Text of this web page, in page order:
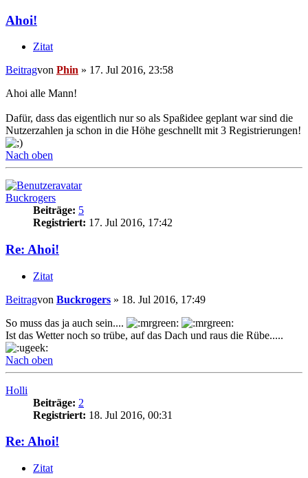
Ahoi!
Zitat
Beitragvon Phin » 17. Jul 2016, 23:58
Ahoi alle Mann!
Dafür, dass das eigentlich nur so als Spaßidee geplant war sind die
Nutzerzahlen ja schon in die Höhe geschnellt mit 3 Registrierungen!
Nach oben
Buckrogers
Beiträge: 5
Registriert: 17. Jul 2016, 17:42
Re: Ahoi!
Zitat
Beitragvon Buckrogers » 18. Jul 2016, 17:49
So muss das ja auch sein....
Ist das Wetter noch so trübe, auf das Dach und raus die Rübe.....
Nach oben
Holli
Beiträge: 2
Registriert: 18. Jul 2016, 00:31
Re: Ahoi!
Zitat